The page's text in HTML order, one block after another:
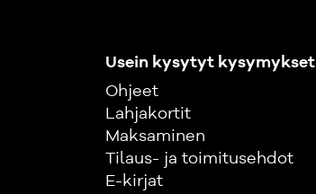
Usein kysytyt kysymykset
Ohjeet
Lahjakortit
Maksaminen
Tilaus- ja toimitusehdot
E-kirjat